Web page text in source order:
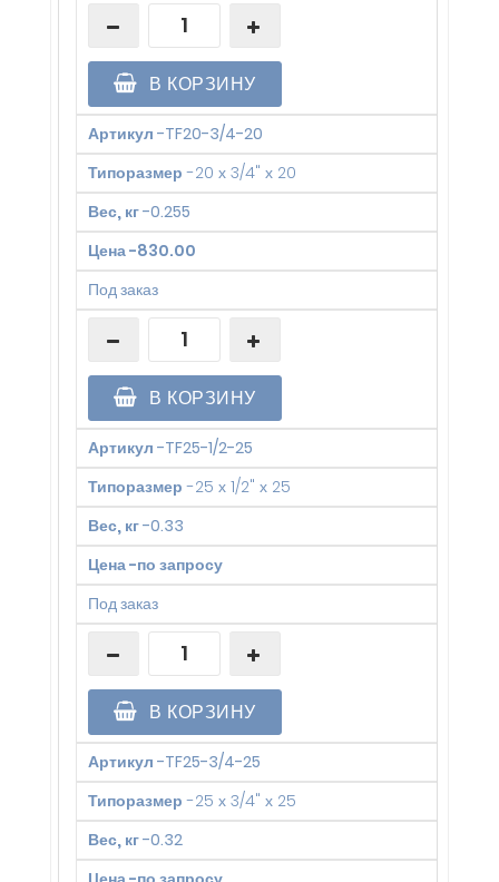
В КОРЗИНУ
Артикул -TF20-3/4-20
Типоразмер -20 х 3/4" х 20
Вес, кг-0.255
Цена-830.00
Под заказ
В КОРЗИНУ
Артикул -TF25-1/2-25
Типоразмер -25 х 1/2" х 25
Вес, кг-0.33
Цена-по запросу
Под заказ
В КОРЗИНУ
Артикул -TF25-3/4-25
Типоразмер -25 х 3/4" х 25
Вес, кг-0.32